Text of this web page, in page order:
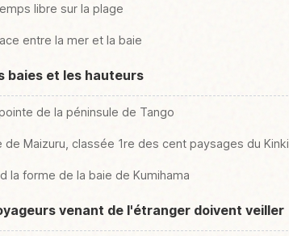
libre sur la plage
entre la mer et la baie
baies et les hauteurs
de la péninsule de Tango
Maizuru, classée 1re des cent paysages du Kinki
la forme de la baie de Kumihama
venant de l'étranger doivent veiller